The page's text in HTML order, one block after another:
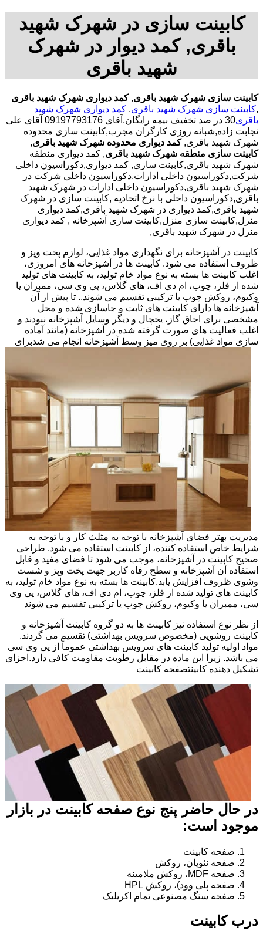
کابینت سازی در شهرک شهید
باقری, کمد دیوار در شهرک
شهید باقری
کابینت سازی شهرک شهید باقری,کمد دیواری شهرک شهید باقری
,کابینت سازی شهرک شهید باقری, کمد دیواری شهرک شهید
باقری
30 در صد تخفیف بیمه رایگان,آقای 09197793176 آقای علی
نجابت زاده,شبانه روزی کارگران مجرب,کابینت سازی محدوده
شهرک شهید باقری,کمد دیواری محدوده شهرک شهید باقری,
کابینت سازی منطقه شهرک شهید باقری, کمد دیواری منطقه
شهرک شهید باقری,کابینت سازی, کمد دیواری,دکوراسیون داخلی
شرکت,دکوراسیون داخلی ادارات,دکوراسیون داخلی شرکت در
شهرک شهید باقری,دکوراسیون داخلی ادارات در شهرک شهید
باقری,دکوراسیون داخلی با نرخ اتحادیه ,کابینت سازی در شهرک
شهید باقری,کمد دیواری در شهرک شهید باقری,کمد دیواری
منزل,کابینت سازی منزل,کابینت سازی آشپزخانه , کمد دیواری
منزل در شهرک شهید باقری,
کابینت در آشپزخانه برای نگهداری مواد غذایی، لوازم پخت وپز و
ظروف استفاده می شود. کابینت ها در آشپزخانه های امروزی،
اغلب کابینت ها بسته به نوع مواد خام تولید، به کابینت های تولید
شده از فلز، چوب، ام دی اف، های گلاس، پی وی سی، ممبران یا
وکیوم، روکش چوب یا ترکیبی تقسیم می شوند.. تا پیش از آن
آشپزخانه ها دارای کابینت های ثابت و جاسازی شده و محل
مشخصی برای اجاق گاز، یخچال و دیگر وسایل آشپزخانه نبودند و
اغلب فعالیت های صورت گرفته شده در آشپزخانه (مانند آماده
سازی مواد غذایی) بر روی میز وسط آشپزخانه انجام می شدبرای
مدیریت بهتر فضای آشپزخانه با توجه به مثلث کار و با توجه به
شرایط خاص استفاده کننده، از کابینت استفاده می شود. طراحی
صحیح کابینت در آشپزخانه، موجب می شود تا فضای مفید و قابل
استفاده آن آشپزخانه و سطح رفاه کاربر جهت پخت وپز و شست
وشوی ظروف افزایش یابد.کابینت ها بسته به نوع مواد خام تولید، به
کابینت های تولید شده از فلز، چوب، ام دی اف، های گلاس، پی وی
سی، ممبران یا وکیوم، روکش چوب یا ترکیبی تقسیم می شوند
از نظر نوع استفاده نیز کابینت ها به دو گروه کابینت آشپزخانه و
کابینت روشویی (مخصوص سرویس بهداشتی) تقسیم می گردند.
مواد اولیه تولید کابینت های سرویس بهداشتی عموماً از پی وی سی
می باشد. زیرا این ماده در مقابل رطوبت مقاومت کافی دارد.اجزای
تشکیل دهنده کابینتصفحه کابینت
در حال حاضر پنج نوع صفحه کابینت در بازار
موجود است:
صفحه کابینت
صفحه نئوپان، روکش
صفحه MDF، روکش ملامینه
صفحه پلی وود)، روکش HPL
صفحه سنگ مصنوعی تمام اکریلیک
درب کابینت